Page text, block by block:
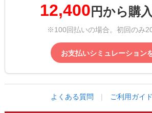
12,400 円から購
※100回払いの場合。初回のみ
お支払いシミュレーション
よくある質問 | ご利用ガイド